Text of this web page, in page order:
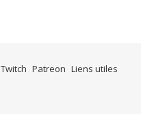
Twitch Patreon Liens utiles